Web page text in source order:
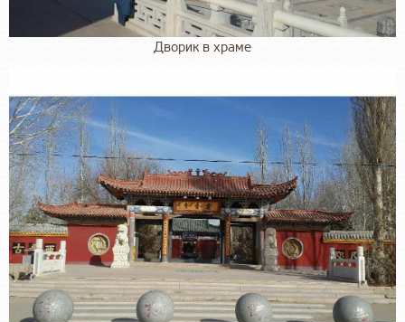
Дворик в храме